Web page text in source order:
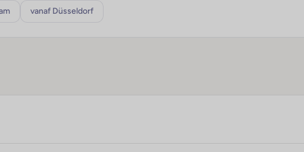
vanaf Düsseldorf